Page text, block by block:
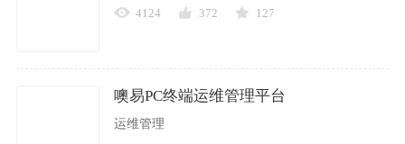
4124 372 127
噢易PC终端运维管理平台
运维管理